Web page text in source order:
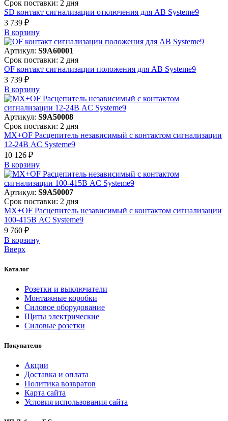
Срок поставки: 2 дня
SD контакт сигнализации отключения для АВ Systeme9
3 739 ₽
В корзинy
Артикул: S9A60001
Срок поставки: 2 дня
OF контакт сигнализации положения для АВ Systeme9
3 739 ₽
В корзинy
Артикул: S9A50008
Срок поставки: 2 дня
MX+OF Расцепитель независимый с контактом сигнализации
12-24В AC Systeme9
10 126 ₽
В корзинy
Артикул: S9A50007
Срок поставки: 2 дня
MX+OF Расцепитель независимый с контактом сигнализации
100-415В AC Systeme9
9 760 ₽
В корзинy
Вверх
Каталог
Розетки и выключатели
Монтажные коробки
Силовое оборудование
Щиты электрические
Силовые розетки
Покупателю
Акции
Доставка и оплата
Политика возвратов
Карта сайта
Условия использования сайта